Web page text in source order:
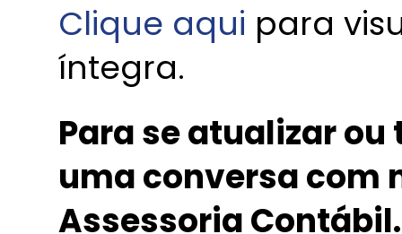
Clique aqui para
íntegra.
Para se atualizar
uma conversa com
Assessoria Contábil.